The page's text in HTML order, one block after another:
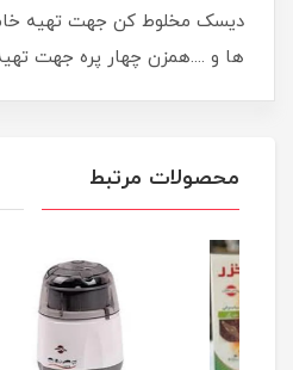
دیسک مخلوط کن جهت تهیه
ها و ....همزن چهار پره جهت
محصولات مرتبط